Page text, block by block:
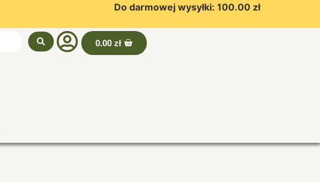
Do darmowej wysyłki: 100.00 zł
0.00 zł